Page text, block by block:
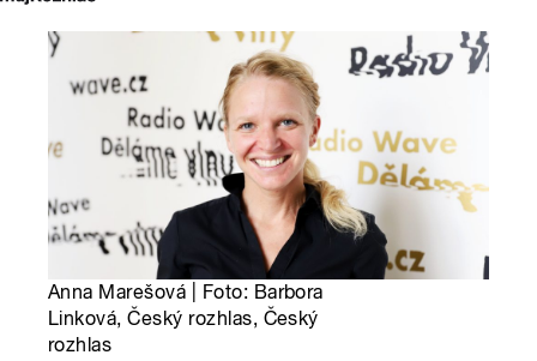
Anna Marešová | Foto: Barbora
Linková, Český rozhlas, Český
rozhlas